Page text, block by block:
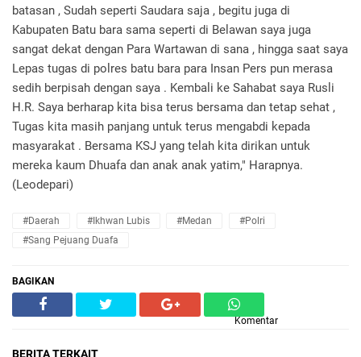
batasan , Sudah seperti Saudara saja , begitu juga di
Kabupaten Batu bara sama seperti di Belawan saya juga
sangat dekat dengan Para Wartawan di sana , hingga saat saya
Lepas tugas di polres batu bara para Insan Pers pun merasa
sedih berpisah dengan saya . Kembali ke Sahabat saya Rusli
H.R. Saya berharap kita bisa terus bersama dan tetap sehat ,
Tugas kita masih panjang untuk terus mengabdi kepada
masyarakat . Bersama KSJ yang telah kita dirikan untuk
mereka kaum Dhuafa dan anak anak yatim," Harapnya.
(Leodepari)
#Daerah #Ikhwan Lubis #Medan
#Polri
#Sang Pejuang Duafa
BAGIKAN
Komentar
BERITA TERKAIT